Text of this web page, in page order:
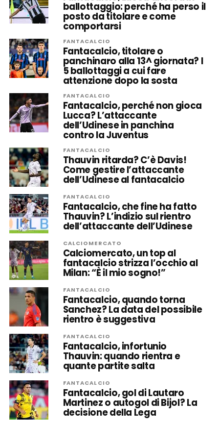
ballottaggio: perché ha perso il
posto da titolare e come
comportarsi
FANTACALCIO
Fantacalcio, titolare o
panchinaro alla 13^ giornata? I
5 ballottaggi a cui fare
attenzione dopo la sosta
FANTACALCIO
Fantacalcio, perché non gioca
Lucca? L’attaccante
dell’Udinese in panchina
contro la Juventus
FANTACALCIO
Thauvin ritarda? C’è Davis!
Come gestire l’attaccante
dell’Udinese al fantacalcio
FANTACALCIO
Fantacalcio, che fine ha fatto
Thauvin? L’indizio sul rientro
dell’attaccante dell’Udinese
CALCIOMERCATO
Calciomercato, un top al
fantacalcio strizza l’occhio al
Milan: “È il mio sogno!”
FANTACALCIO
Fantacalcio, quando torna
Sanchez? La data del possibile
rientro è suggestiva
FANTACALCIO
Fantacalcio, infortunio
Thauvin: quando rientra e
quante partite salta
FANTACALCIO
Fantacalcio, gol di Lautaro
Martinez o autogol di Bijol? La
decisione della Lega